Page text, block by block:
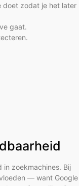
doet zodat je het later
gaat.
zoekmachines. Bij
— want Google